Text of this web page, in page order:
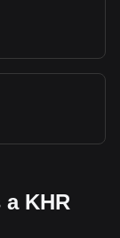
KHR